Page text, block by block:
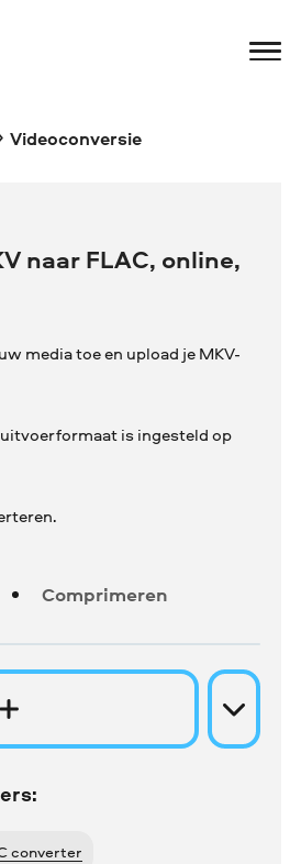
Videoconversie
naar FLAC, online,
media toe en upload je MKV-
is ingesteld op
Comprimeren
converter